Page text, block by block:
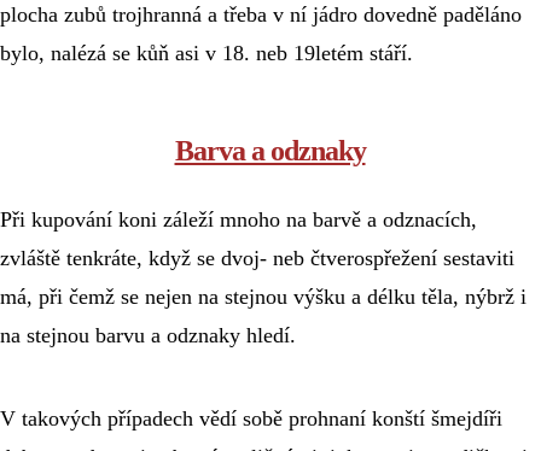
plocha zubů trojhranná a třeba v ní jádro dovedně paděláno
bylo, nalézá se kůň asi v 18. neb 19letém stáří.
Barva a odznaky
Při kupování koni záleží mnoho na barvě a odznacích,
zvláště tenkráte, když se dvoj- neb čtverospřežení sestaviti
má, při čemž se nejen na stejnou výšku a délku těla, nýbrž i
na stejnou barvu a odznaky hledí.
V takových případech vědí sobě prohnaní konští šmejdíři